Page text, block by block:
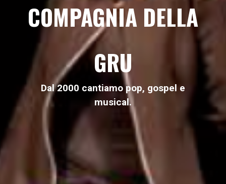
COMPAGNIA DELLA
GRU
Dal 2000 cantiamo pop, gospel e
musical.